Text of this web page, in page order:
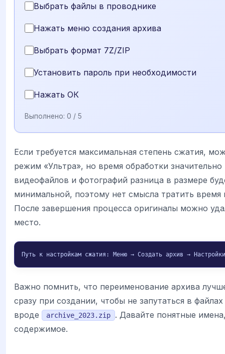
Выбрать файлы в проводнике
Нажать меню создания архива
Выбрать формат 7Z/ZIP
Установить пароль при необходимости
Нажать ОК
Выполнено: 0 / 5
Если требуется максимальная степень сжатия,
режим «Ультра», но время обработки значительно
видеофайлов и фотографий разница в размере
минимальной, поэтому нет смысла тратить время
После завершения процесса оригиналы можно
место.
Путь к настройкам сжатия: Меню → Создать архив →
Важно помнить, что переименование архива
сразу при создании, чтобы не запутаться в
вроде
archive_2023.zip
. Давайте понятные
содержимое.